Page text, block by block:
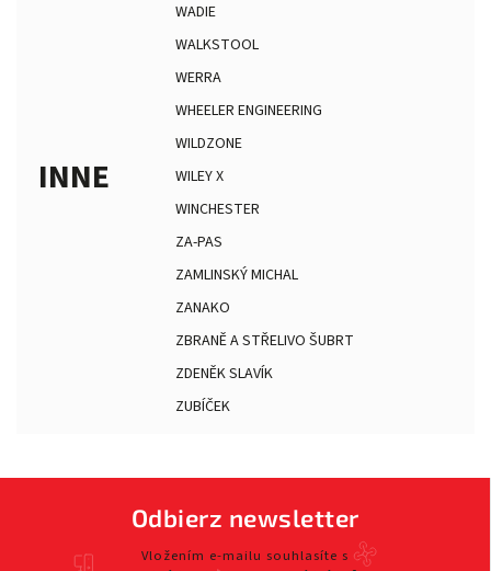
INNE
WADIE
WALKSTOOL
WERRA
WHEELER ENGINEERING
WILDZONE
WILEY X
WINCHESTER
ZA-PAS
ZAMLINSKÝ MICHAL
ZANAKO
ZBRANĚ A STŘELIVO ŠUBRT
ZDENĚK SLAVÍK
ZUBÍČEK
Odbierz newsletter
Vložením e-mailu souhlasíte s